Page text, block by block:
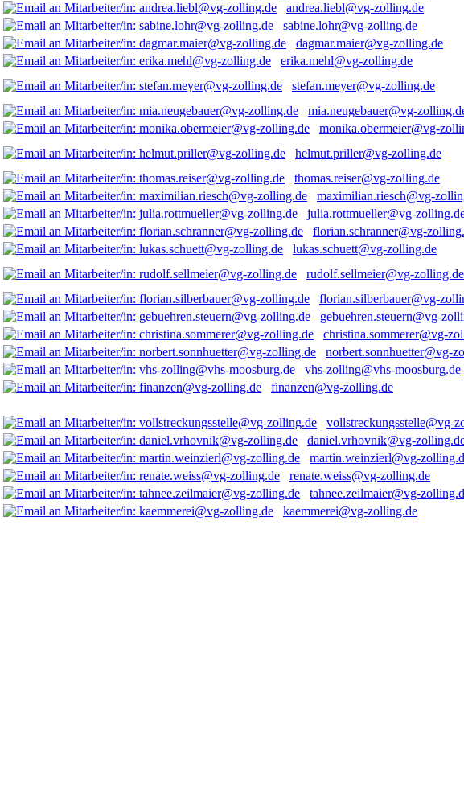
andrea.liebl@vg-zolling.de
sabine.lohr@vg-zolling.de
dagmar.maier@vg-zolling.de
erika.mehl@vg-zolling.de
stefan.meyer@vg-zolling.de
mia.neugebauer@vg-
monika.obermeier@vg-
helmut.priller@vg-zolling.de
thomas.reiser@vg-zolling.de
maximilian.riesch@vg-
julia.rottmueller@vg-
florian.schranner@vg-
lukas.schuett@vg-zolling.de
rudolf.sellmeier@vg-zolling.de
florian.silberbauer@vg-
gebuehren.steuern@vg-
christina.sommerer@vg-
norbert.sonnhuetter@vg-
vhs-zolling@vhs-moosburg.de
finanzen@vg-zolling.de
vollstreckungsstelle@vg-
daniel.vrhovnik@vg-
martin.weinzierl@vg-
renate.weiss@vg-zolling.de
tahnee.zeilmaier@vg-
kaemmerei@vg-zolling.de